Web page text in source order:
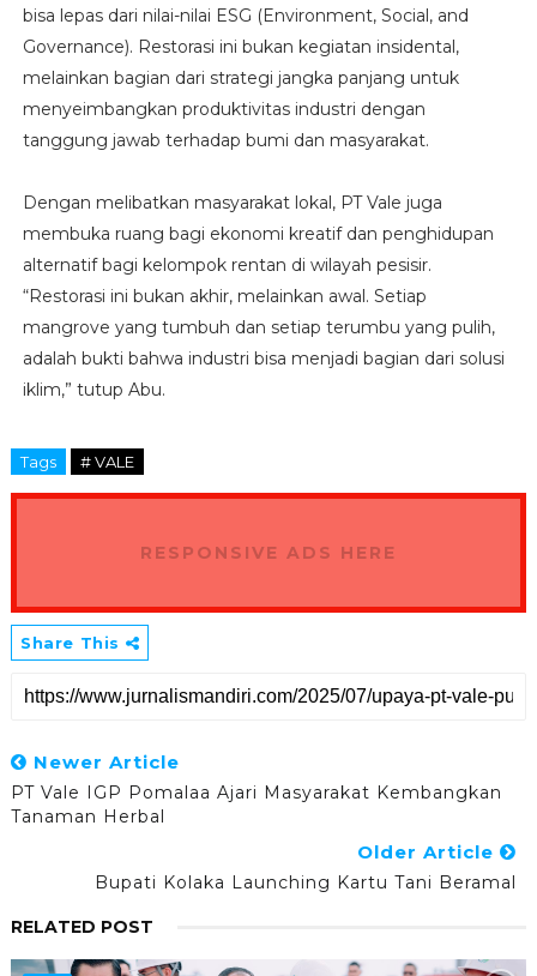
bisa lepas dari nilai-nilai ESG (Environment, Social, and
Governance). Restorasi ini bukan kegiatan insidental,
melainkan bagian dari strategi jangka panjang untuk
menyeimbangkan produktivitas industri dengan
tanggung jawab terhadap bumi dan masyarakat.
Dengan melibatkan masyarakat lokal, PT Vale juga
membuka ruang bagi ekonomi kreatif dan penghidupan
alternatif bagi kelompok rentan di wilayah pesisir.
“Restorasi ini bukan akhir, melainkan awal. Setiap
mangrove yang tumbuh dan setiap terumbu yang pulih,
adalah bukti bahwa industri bisa menjadi bagian dari solusi
iklim,” tutup Abu.
Tags # VALE
RESPONSIVE ADS HERE
Share This
Newer Article
PT Vale IGP Pomalaa Ajari Masyarakat Kembangkan
Tanaman Herbal
Older Article
Bupati Kolaka Launching Kartu Tani Beramal
RELATED POST